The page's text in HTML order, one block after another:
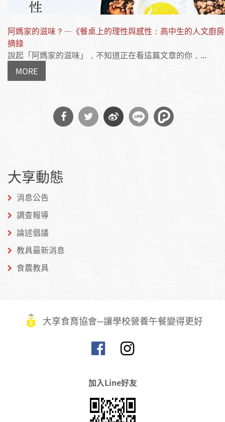
阿媽家的滋味？—《餐桌上的理性與感性：高中生的人文廚
摘錄
說起「阿媽家的滋味」，不知道正在看這篇文章的你，...
MORE
Facebook
大享動態
消息公告
調查報導
論述倡議
教具最新消息
食農教具
大享食育協會─讓學校營養午餐變得更好
加入Line好友